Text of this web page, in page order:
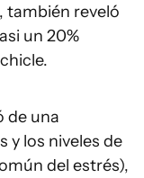
también reveló
un 20%
de una
y los niveles de
del estrés),